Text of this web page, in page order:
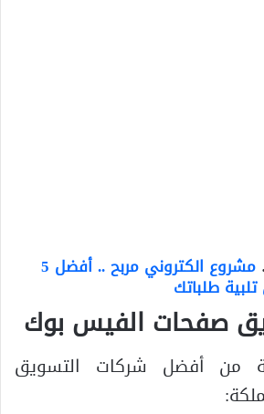
مشروع الكتروني مربح .. أفضل 5
طلباتك
صفحات الفيس بوك
من أفضل شركات التسويق